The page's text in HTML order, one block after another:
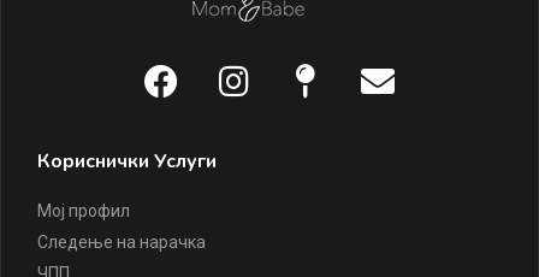
Кориснички Услуги
Мој профил
Следење на нарачка